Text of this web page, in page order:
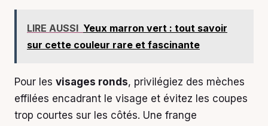
LIRE AUSSI Yeux marron vert : tout savoir
sur cette couleur rare et fascinante
Pour les visages ronds, privilégiez des mèches
effilées encadrant le visage et évitez les coupes
trop courtes sur les côtés. Une frange